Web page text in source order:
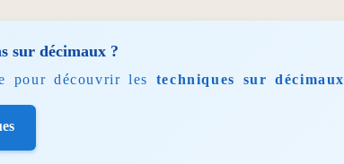
sur décimaux ?
pour découvrir les techniques sur décimaux